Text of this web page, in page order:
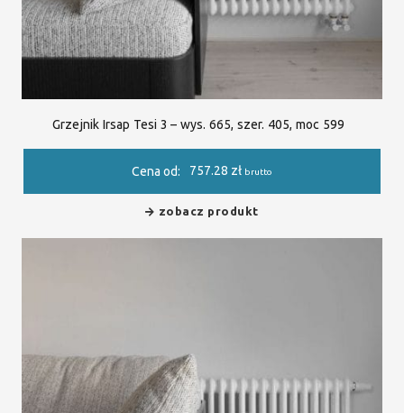
Grzejnik Irsap Tesi 3 – wys. 665, szer. 405, moc 599
Cena od: 757.28 zł brutto
zobacz produkt